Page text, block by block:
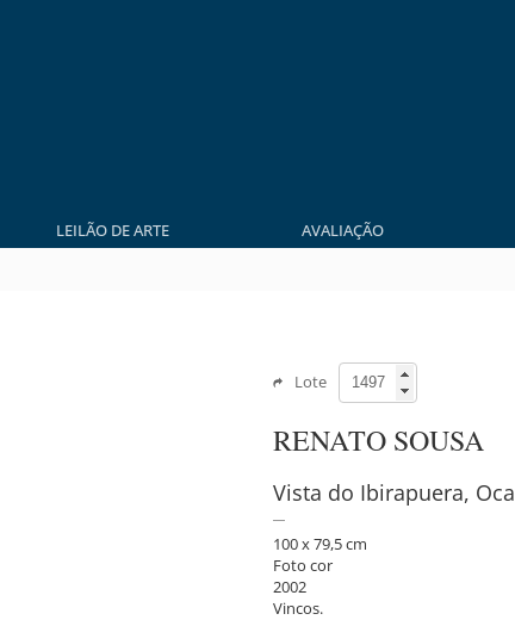
LEILÃO DE ARTE AVALIAÇÃO
Lote
RENATO SOUSA
Vista do Ibirapuera, Oca
100 x 79,5 cm
Foto cor
2002
Vincos.